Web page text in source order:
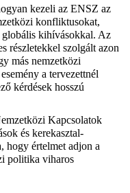
kezeli az ENSZ az
konfliktusokat,
globális kihívásokkal. Az
részletekkel szolgált azon
más nemzetközi
a tervezettnél
kérdések hosszú
Kapcsolatok
és kerekasztal-
hogy értelmet adjon a
politika viharos